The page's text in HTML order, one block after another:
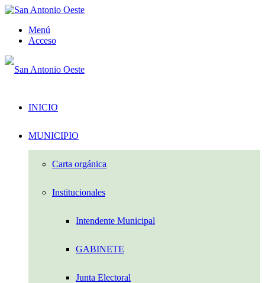
Menú
Acceso
INICIO
MUNICIPIO
Carta orgánica
Institucionales
Intendente Municipal
GABINETE
Junta Electoral